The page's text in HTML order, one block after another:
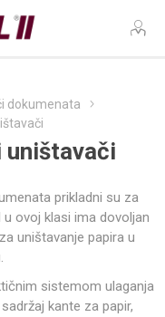
dokumenata
prikladni su za
ovoj klasi ima dovoljan
uništavanje papira u
sistemom ulaganja
kante za papir,